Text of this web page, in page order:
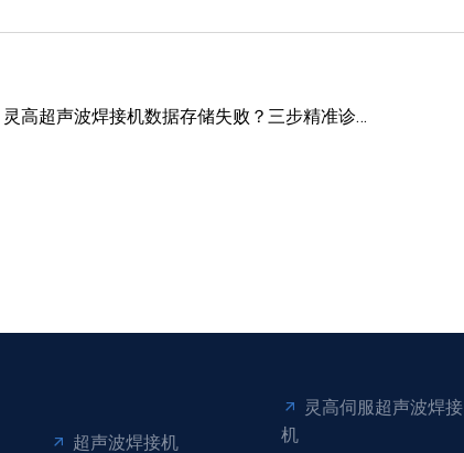
灵高超声波焊接机数据存储失败？三步精准诊断
超声波焊接机
灵高伺服超声波焊接
机